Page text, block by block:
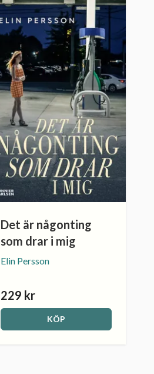
Det är någonting
som drar i mig
Elin Persson
229 kr
KÖP